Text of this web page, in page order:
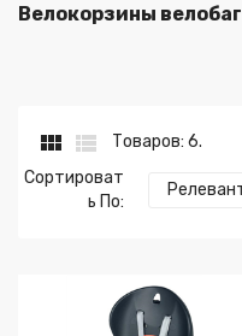
Велокорзины
 
Товаров: 6.
Сортироват
Ь По: